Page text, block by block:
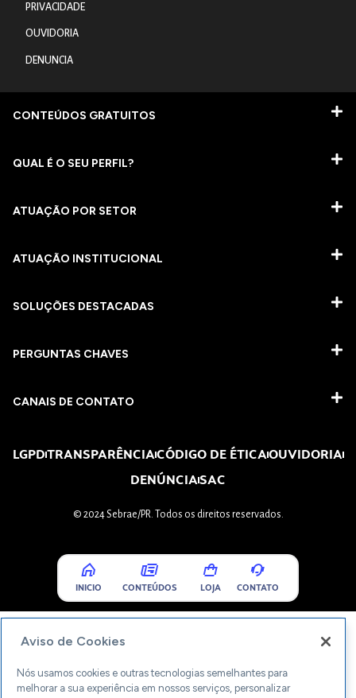
PRIVACIDADE
OUVIDORIA
DENUNCIA
CONTEÚDOS GRATUITOS
QUAL É O SEU PERFIL?
ATUAÇÃO POR SETOR
ATUAÇÃO INSTITUCIONAL
SOLUÇÕES DESTACADAS
PERGUNTAS CHAVES​
CANAIS DE CONTATO
LGPDTRANSPARÊNCIACÓDIGO DE ÉTICAOUVIDORIA
DENÚNCIASAC
© 2024 Sebrae/PR. Todos os direitos reservados.
INICIO CONTEÚDOS LOJA CONTATO
Aviso de Cookies
Nós usamos cookies e outras tecnologias semelhantes para
melhorar a sua experiência em nossos serviços, personalizar